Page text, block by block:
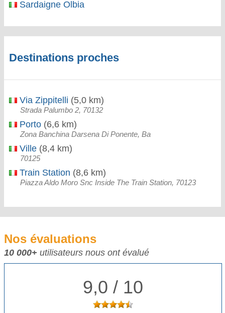
Sardaigne Olbia
Destinations proches
Via Zippitelli (5,0 km)
Strada Palumbo 2, 70132
Porto (6,6 km)
Zona Banchina Darsena Di Ponente, Ba
Ville (8,4 km)
70125
Train Station (8,6 km)
Piazza Aldo Moro Snc Inside The Train Station, 70123
Nos évaluations
10 000+ utilisateurs nous ont évalué
9,0 / 10